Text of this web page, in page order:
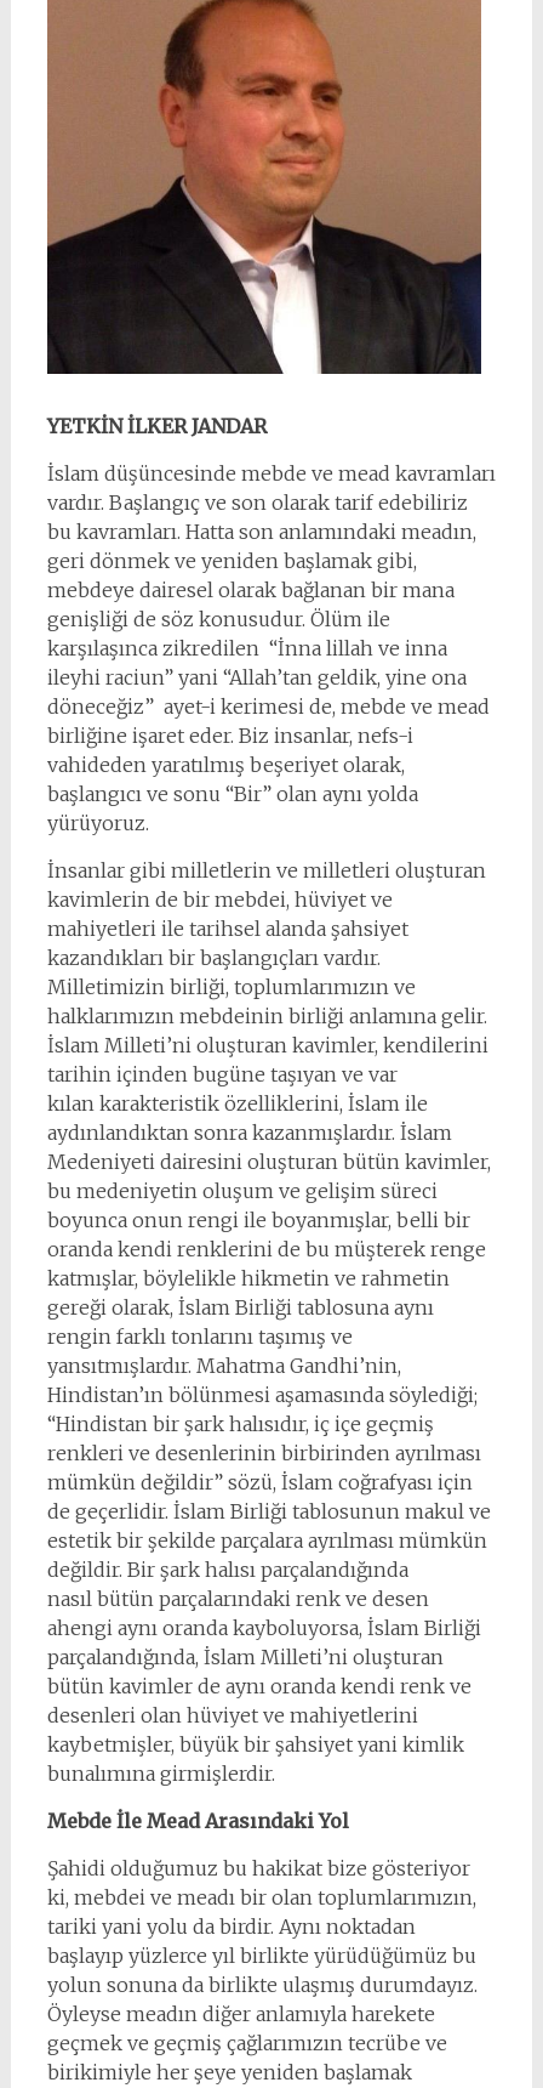
YETKİN İLKER JANDAR
İslam düşüncesinde mebde ve mead kavramları
vardır. Başlangıç ve son olarak tarif edebiliriz
bu kavramları. Hatta son anlamındaki meadın,
geri dönmek ve yeniden başlamak gibi,
mebdeye dairesel olarak bağlanan bir mana
genişliği de söz konusudur. Ölüm ile
karşılaşınca zikredilen “İnna lillah ve inna
ileyhi raciun” yani “Allah’tan geldik, yine ona
döneceğiz” ayet-i kerimesi de, mebde ve mead
birliğine işaret eder. Biz insanlar, nefs-i
vahideden yaratılmış beşeriyet olarak,
başlangıcı ve sonu “Bir” olan aynı yolda
yürüyoruz.
İnsanlar gibi milletlerin ve milletleri oluşturan
kavimlerin de bir mebdei, hüviyet ve
mahiyetleri ile tarihsel alanda şahsiyet
kazandıkları bir başlangıçları vardır.
Milletimizin birliği, toplumlarımızın ve
halklarımızın mebdeinin birliği anlamına gelir.
İslam Milleti’ni oluşturan kavimler, kendilerini
tarihin içinden bugüne taşıyan ve var
kılan karakteristik özelliklerini, İslam ile
aydınlandıktan sonra kazanmışlardır. İslam
Medeniyeti dairesini oluşturan bütün kavimler,
bu medeniyetin oluşum ve gelişim süreci
boyunca onun rengi ile boyanmışlar, belli bir
oranda kendi renklerini de bu müşterek renge
katmışlar, böylelikle hikmetin ve rahmetin
gereği olarak, İslam Birliği tablosuna aynı
rengin farklı tonlarını taşımış ve
yansıtmışlardır. Mahatma Gandhi’nin,
Hindistan’ın bölünmesi aşamasında söylediği;
“Hindistan bir şark halısıdır, iç içe geçmiş
renkleri ve desenlerinin birbirinden ayrılması
mümkün değildir” sözü, İslam coğrafyası için
de geçerlidir. İslam Birliği tablosunun makul ve
estetik bir şekilde parçalara ayrılması mümkün
değildir. Bir şark halısı parçalandığında
nasıl bütün parçalarındaki renk ve desen
ahengi aynı oranda kayboluyorsa, İslam Birliği
parçalandığında, İslam Milleti’ni oluşturan
bütün kavimler de aynı oranda kendi renk ve
desenleri olan hüviyet ve mahiyetlerini
kaybetmişler, büyük bir şahsiyet yani kimlik
bunalımına girmişlerdir.
Mebde İle Mead Arasındaki Yol
Şahidi olduğumuz bu hakikat bize gösteriyor
ki, mebdei ve meadı bir olan toplumlarımızın,
tariki yani yolu da birdir. Aynı noktadan
başlayıp yüzlerce yıl birlikte yürüdüğümüz bu
yolun sonuna da birlikte ulaşmış durumdayız.
Öyleyse meadın diğer anlamıyla harekete
geçmek ve geçmiş çağlarımızın tecrübe ve
birikimiyle her şeye yeniden başlamak